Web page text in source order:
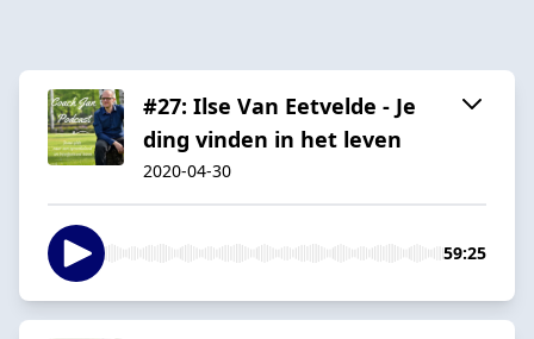
#27: Ilse Van Eetvelde - Je
ding vinden in het leven
2020-04-30
59:25